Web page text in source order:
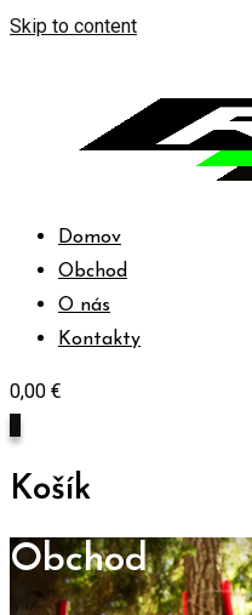
Skip to content
Domov
Obchod
O nás
Kontakty
0,00 €
Košík
Obchod